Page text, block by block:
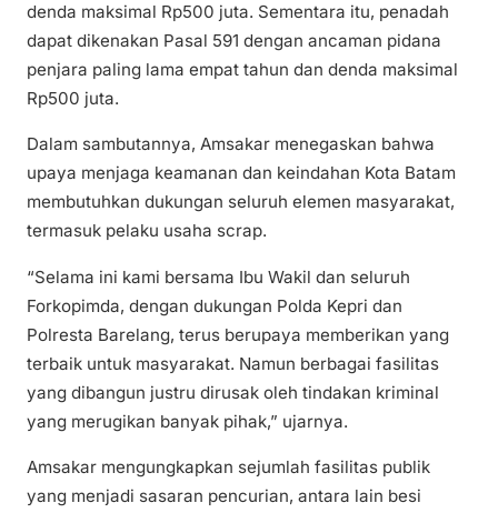
denda maksimal Rp500 juta. Sementara itu, penadah
dapat dikenakan Pasal 591 dengan ancaman pidana
penjara paling lama empat tahun dan denda maksimal
Rp500 juta.
Dalam sambutannya, Amsakar menegaskan bahwa
upaya menjaga keamanan dan keindahan Kota Batam
membutuhkan dukungan seluruh elemen masyarakat,
termasuk pelaku usaha scrap.
“Selama ini kami bersama Ibu Wakil dan seluruh
Forkopimda, dengan dukungan Polda Kepri dan
Polresta Barelang, terus berupaya memberikan yang
terbaik untuk masyarakat. Namun berbagai fasilitas
yang dibangun justru dirusak oleh tindakan kriminal
yang merugikan banyak pihak,” ujarnya.
Amsakar mengungkapkan sejumlah fasilitas publik
yang menjadi sasaran pencurian, antara lain besi